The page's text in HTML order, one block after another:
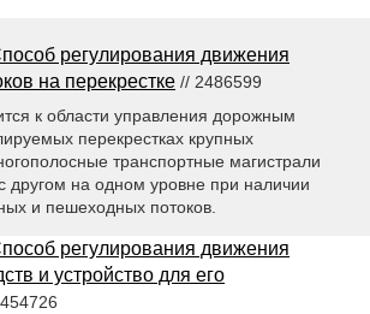
регулирования движения
на перекрестке // 2486599
к области управления дорожным
перекрестках крупных
транспортные магистрали
другом на одном уровне при наличии
и пешеходных потоков.
регулирования движения
и устройство для его